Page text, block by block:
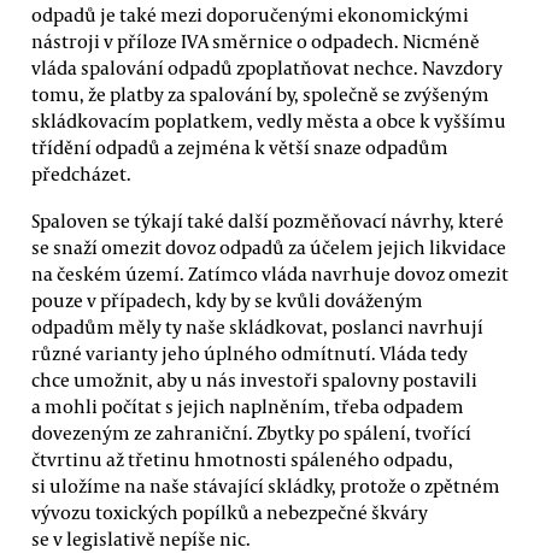
odpadů je také mezi doporučenými ekonomickými
nástroji v příloze IVA směrnice o odpadech. Nicméně
vláda spalování odpadů zpoplatňovat nechce. Navzdory
tomu, že platby za spalování by, společně se zvýšeným
skládkovacím poplatkem, vedly města a obce k vyššímu
třídění odpadů a zejména k větší snaze odpadům
předcházet.
Spaloven se týkají také další pozměňovací návrhy, které
se snaží omezit dovoz odpadů za účelem jejich likvidace
na českém území. Zatímco vláda navrhuje dovoz omezit
pouze v případech, kdy by se kvůli dováženým
odpadům měly ty naše skládkovat, poslanci navrhují
různé varianty jeho úplného odmítnutí. Vláda tedy
chce umožnit, aby u nás investoři spalovny postavili
a mohli počítat s jejich naplněním, třeba odpadem
dovezeným ze zahraniční. Zbytky po spálení, tvořící
čtvrtinu až třetinu hmotnosti spáleného odpadu,
si uložíme na naše stávající skládky, protože o zpětném
vývozu toxických popílků a nebezpečné škváry
se v legislativě nepíše nic.